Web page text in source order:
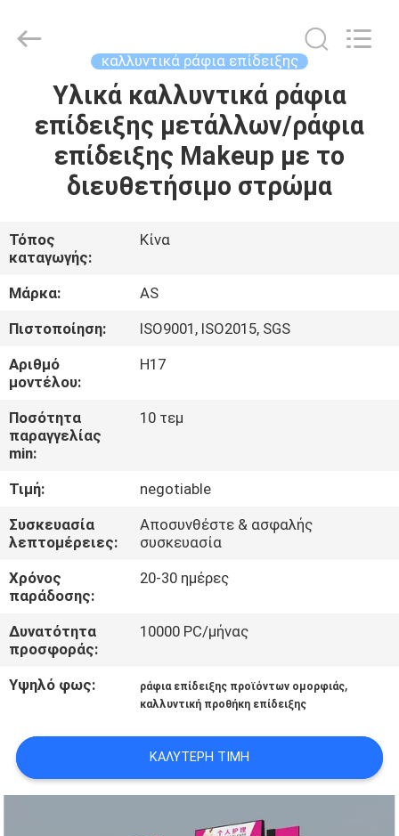
ΣΠΊΤΙ
ΠΡΟΪΌΝΤΑ
ΠΕΡΊΠΟΥ
ΕΜΕΊΣ
ΓΎΡΟΣ
ΕΡΓΟΣΤΑΣΊΩΝ
ΠΟΙΟΤΙΚΌΣ
ΜΑΣ
ΕΛΆΤΕ
ΣΕ
ΕΠΑΦΉ
ΜΕ
ΈΝΑ
ΑΠΌΣΠΑΣΜΑ
Ansheng
Display
καλλυντικά ράφια επίδειξης
Υλικά καλλυντικά ράφια
επίδειξης μετάλλων/ράφια
επίδειξης Makeup με το
διευθετήσιμο στρώμα
Τόπος
καταγωγής:
Κίνα
Μάρκα:
AS
Πιστοποίηση:
ISO9001, ISO2015, SGS
Αριθμό
μοντέλου:
H17
Ποσότητα
παραγγελίας
min:
10 τεμ
Τιμή:
negotiable
Συσκευασία
λεπτομέρειες:
Αποσυνθέστε & ασφαλής
συσκευασία
Χρόνος
παράδοσης:
20-30 ημέρες
Δυνατότητα
προσφοράς:
10000 PC/μήνας
Υψηλό φως: ράφια επίδειξης προϊόντων ομορφιάς,
καλλυντική προθήκη επίδειξης
ΚΑΛΎΤΕΡΗ ΤΙΜΉ